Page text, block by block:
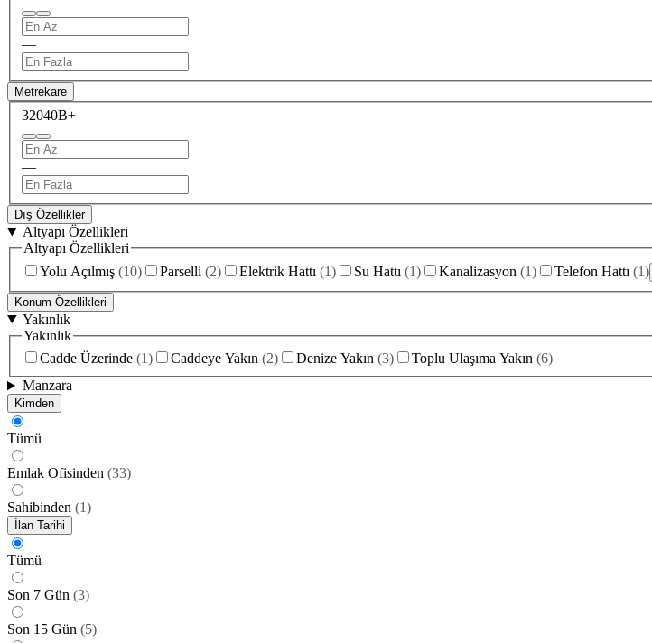
—
Metrekare
32040B+
—
Dış Özellikler
Altyapı Özellikleri
Altyapı Özellikleri
Yolu Açılmış (10) Parselli (2) Elektrik Hattı (1) Su Hattı (1) Kanalizasyon (1) Telefon Hattı (1)
Konum Özellikleri
Yakınlık
Yakınlık
Cadde Üzerinde (1) Caddeye Yakın (2) Denize Yakın (3) Toplu Ulaşıma Yakın (6)
Manzara
Kimden
Tümü
Emlak Ofisinden (33)
Sahibinden (1)
İlan Tarihi
Tümü
Son 7 Gün (3)
Son 15 Gün (5)